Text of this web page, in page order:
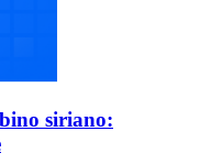
siriano: